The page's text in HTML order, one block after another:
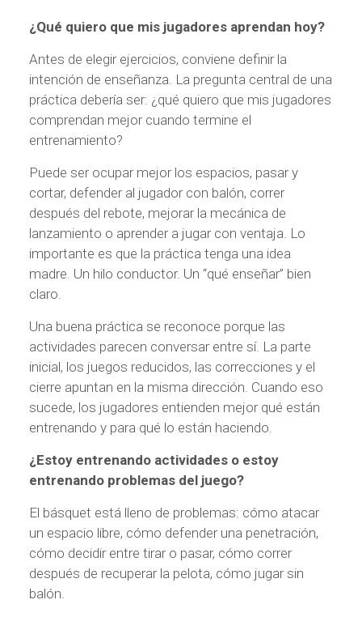
¿Qué quiero que mis jugadores aprendan hoy?
Antes de elegir ejercicios, conviene definir la
intención de enseñanza. La pregunta central de una
práctica debería ser: ¿qué quiero que mis jugadores
comprendan mejor cuando termine el
entrenamiento?
Puede ser ocupar mejor los espacios, pasar y
cortar, defender al jugador con balón, correr
después del rebote, mejorar la mecánica de
lanzamiento o aprender a jugar con ventaja. Lo
importante es que la práctica tenga una idea
madre. Un hilo conductor. Un “qué enseñar” bien
claro.
Una buena práctica se reconoce porque las
actividades parecen conversar entre sí. La parte
inicial, los juegos reducidos, las correcciones y el
cierre apuntan en la misma dirección. Cuando eso
sucede, los jugadores entienden mejor qué están
entrenando y para qué lo están haciendo.
¿Estoy entrenando actividades o estoy
entrenando problemas del juego?
El básquet está lleno de problemas: cómo atacar
un espacio libre, cómo defender una penetración,
cómo decidir entre tirar o pasar, cómo correr
después de recuperar la pelota, cómo jugar sin
balón.